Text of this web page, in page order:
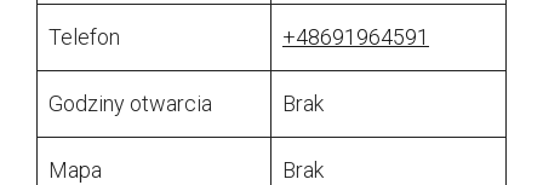
Telefon +48691964591
Godziny otwarcia Brak
Mapa Brak